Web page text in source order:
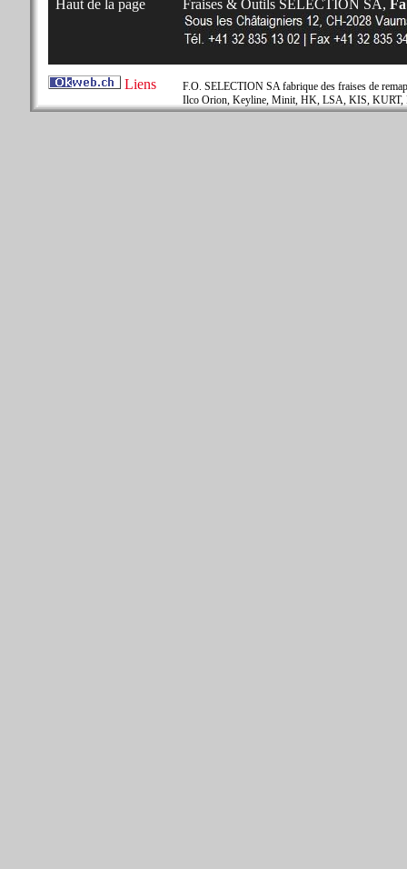
Haut de la page Fraises & Outils SELECTION SA,
Liens
F.O. SELECTION SA fabrique des fraises de
Ilco Orion, Keyline, Minit, HK, LSA, KIS, KURT,